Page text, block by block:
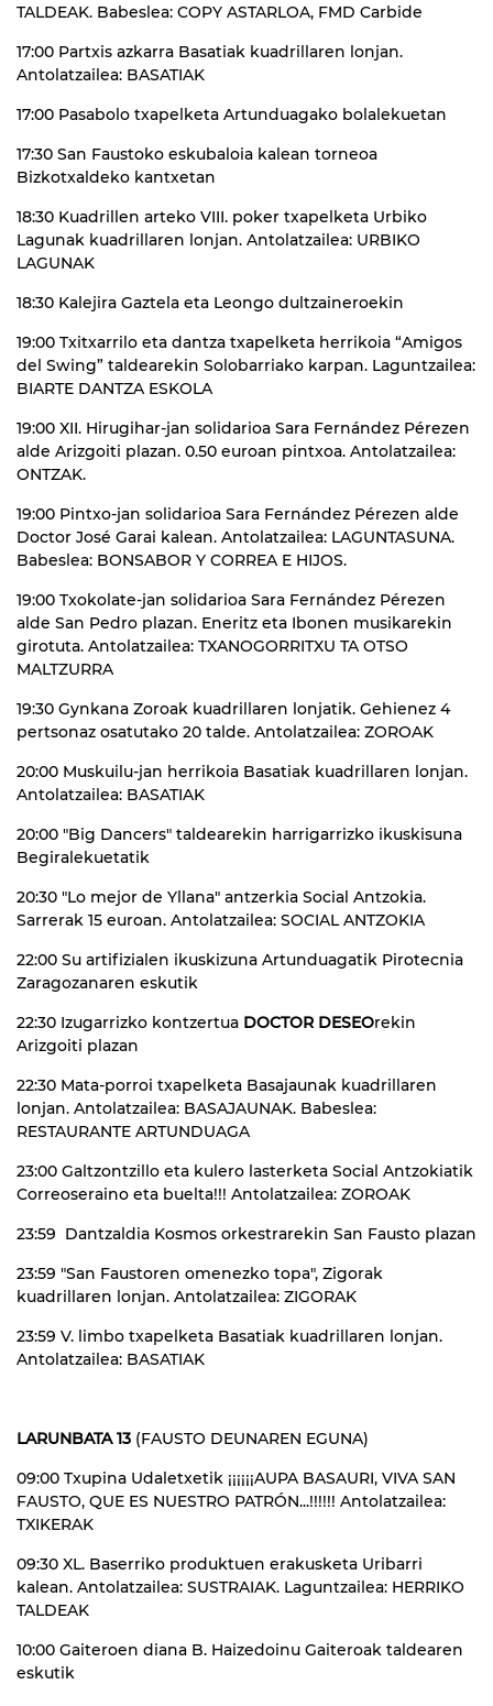
TALDEAK. Babeslea: COPY ASTARLOA, FMD Carbide
17:00 Partxis azkarra Basatiak kuadrillaren lonjan.
Antolatzailea: BASATIAK
17:00 Pasabolo txapelketa Artunduagako bolalekuetan
17:30 San Faustoko eskubaloia kalean torneoa
Bizkotxaldeko kantxetan
18:30 Kuadrillen arteko VIII. poker txapelketa Urbiko
Lagunak kuadrillaren lonjan. Antolatzailea: URBIKO
LAGUNAK
18:30 Kalejira Gaztela eta Leongo dultzaineroekin
19:00 Txitxarrilo eta dantza txapelketa herrikoia “Amigos
del Swing” taldearekin Solobarriako karpan. Laguntzailea:
BIARTE DANTZA ESKOLA
19:00 XII. Hirugihar-jan solidarioa Sara Fernández Pérezen
alde Arizgoiti plazan. 0.50 euroan pintxoa. Antolatzailea:
ONTZAK.
19:00 Pintxo-jan solidarioa Sara Fernández Pérezen alde
Doctor José Garai kalean. Antolatzailea: LAGUNTASUNA.
Babeslea: BONSABOR Y CORREA E HIJOS.
19:00 Txokolate-jan solidarioa Sara Fernández Pérezen
alde San Pedro plazan. Eneritz eta Ibonen musikarekin
girotuta. Antolatzailea: TXANOGORRITXU TA OTSO
MALTZURRA
19:30 Gynkana Zoroak kuadrillaren lonjatik. Gehienez 4
pertsonaz osatutako 20 talde. Antolatzailea: ZOROAK
20:00 Muskuilu-jan herrikoia Basatiak kuadrillaren lonjan.
Antolatzailea: BASATIAK
20:00 "Big Dancers" taldearekin harrigarrizko ikuskisuna
Begiralekuetatik
20:30 "Lo mejor de Yllana" antzerkia Social Antzokia.
Sarrerak 15 euroan. Antolatzailea: SOCIAL ANTZOKIA
22:00 Su artifizialen ikuskizuna Artunduagatik Pirotecnia
Zaragozanaren eskutik
22:30 Izugarrizko kontzertua DOCTOR DESEOrekin
Arizgoiti plazan
22:30 Mata-porroi txapelketa Basajaunak kuadrillaren
lonjan. Antolatzailea: BASAJAUNAK. Babeslea:
RESTAURANTE ARTUNDUAGA
23:00 Galtzontzillo eta kulero lasterketa Social Antzokiatik
Correoseraino eta buelta!!! Antolatzailea: ZOROAK
23:59 Dantzaldia Kosmos orkestrarekin San Fausto plazan
23:59 "San Faustoren omenezko topa", Zigorak
kuadrillaren lonjan. Antolatzailea: ZIGORAK
23:59 V. limbo txapelketa Basatiak kuadrillaren lonjan.
Antolatzailea: BASATIAK
LARUNBATA 13 (FAUSTO DEUNAREN EGUNA)
09:00 Txupina Udaletxetik ¡¡¡¡¡¡AUPA BASAURI, VIVA SAN
FAUSTO, QUE ES NUESTRO PATRÓN...!!!!!! Antolatzailea:
TXIKERAK
09:30 XL. Baserriko produktuen erakusketa Uribarri
kalean. Antolatzailea: SUSTRAIAK. Laguntzailea: HERRIKO
TALDEAK
10:00 Gaiteroen diana B. Haizedoinu Gaiteroak taldearen
eskutik